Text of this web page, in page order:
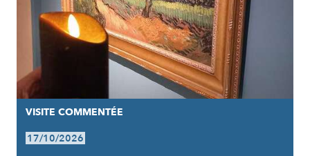
VISITE COMMENTÉE
17/10/2026